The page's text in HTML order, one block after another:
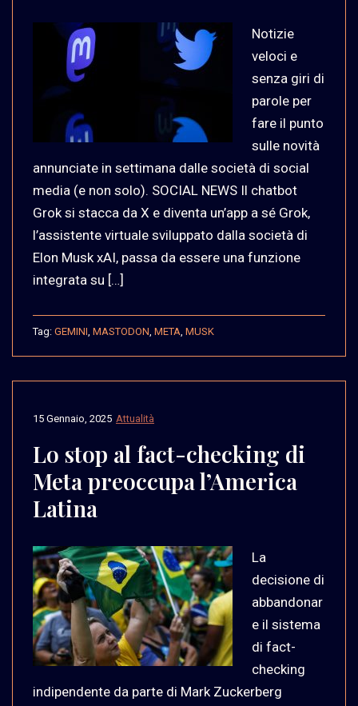
Notizie
veloci e
senza giri di
parole per
fare il punto
sulle novità
annunciate in settimana dalle società di social
media (e non solo). SOCIAL NEWS Il chatbot
Grok si stacca da X e diventa un’app a sé Grok,
l’assistente virtuale sviluppato dalla società di
Elon Musk xAI, passa da essere una funzione
integrata su […]
Tag: GEMINI MASTODON META MUSK
Attualità
15 Gennaio, 2025
Lo stop al fact-checking di
Meta preoccupa l’America
Latina
La
decisione di
abbandonar
e il sistema
di fact-
checking
indipendente da parte di Mark Zuckerberg